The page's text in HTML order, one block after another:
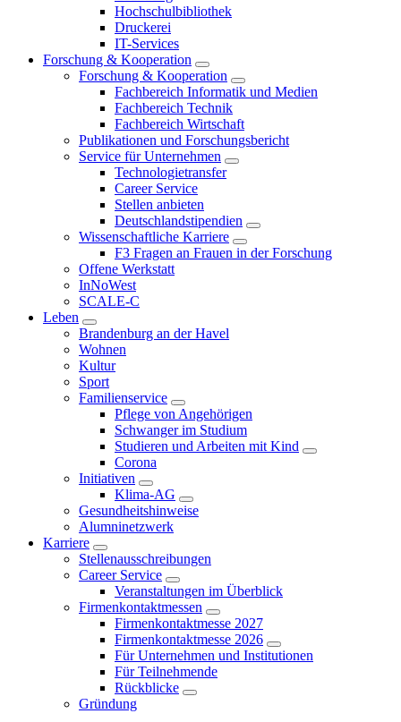
Hochschulbibliothek
Druckerei
IT-Services
Forschung & Kooperation
Forschung & Kooperation
Fachbereich Informatik und Medien
Fachbereich Technik
Fachbereich Wirtschaft
Publikationen und Forschungsbericht
Service für Unternehmen
Technologietransfer
Career Service
Stellen anbieten
Deutschlandstipendien
Wissenschaftliche Karriere
F3 Fragen an Frauen in der Forschung
Offene Werkstatt
InNoWest
SCALE-C
Leben
Brandenburg an der Havel
Wohnen
Kultur
Sport
Familienservice
Pflege von Angehörigen
Schwanger im Studium
Studieren und Arbeiten mit Kind
Corona
Initiativen
Klima-AG
Gesundheitshinweise
Alumninetzwerk
Karriere
Stellenausschreibungen
Career Service
Veranstaltungen im Überblick
Firmenkontaktmessen
Firmenkontaktmesse 2027
Firmenkontaktmesse 2026
Für Unternehmen und Institutionen
Für Teilnehmende
Rückblicke
Gründung